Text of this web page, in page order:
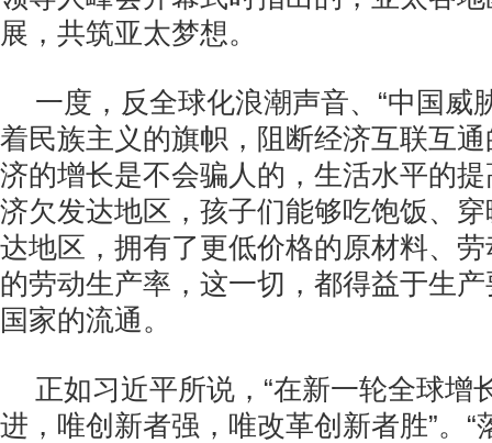
展，共筑亚太梦想。
一度，反全球化浪潮声音、“中国威
着民族主义的旗帜，阻断经济互联互
济的增长是不会骗人的，生活水平的
济欠发达地区，孩子们能够吃饱饭、
达地区，拥有了更低价格的原材料、
的劳动生产率，这一切，都得益于生
国家的流通。
正如习近平所说，“在新一轮全球增
进，唯创新者强，唯改革创新者胜”。“